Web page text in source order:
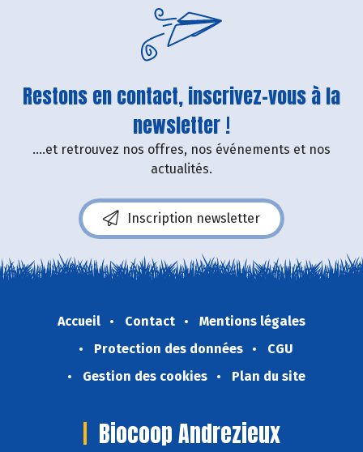
Restons en contact, inscrivez-vous à la
newsletter !
....et retrouvez nos offres, nos événements et nos
actualités.
Inscription newsletter
Accueil Contact
Mentions légales
Protection des données
CGU
Gestion des cookies
Plan du site
Biocoop Andrezieux